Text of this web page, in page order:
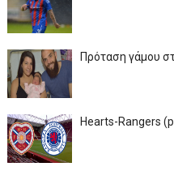
Πρόταση γάμου
Hearts-Rangers